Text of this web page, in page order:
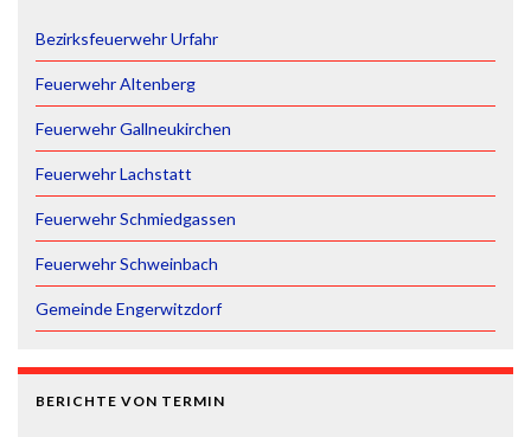
Bezirksfeuerwehr Urfahr
Feuerwehr Altenberg
Feuerwehr Gallneukirchen
Feuerwehr Lachstatt
Feuerwehr Schmiedgassen
Feuerwehr Schweinbach
Gemeinde Engerwitzdorf
BERICHTE VON TERMIN